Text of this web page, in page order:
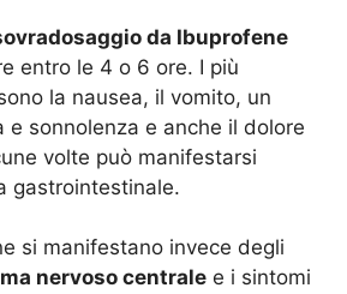
da Ibuprofene
entro le 4 o 6 ore. I più
la nausea, il vomito, un
e sonnolenza e anche il dolore
volte può manifestarsi
gastrointestinale.
si manifestano invece degli
nervoso centrale e i sintomi